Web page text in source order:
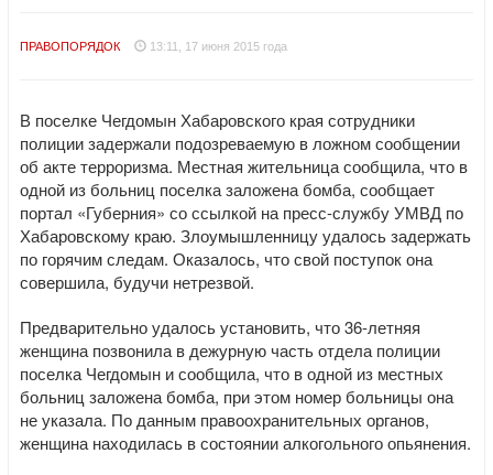
ПРАВОПОРЯДОК 13:11, 17 июня 2015 года
В поселке Чегдомын Хабаровского края сотрудники
полиции задержали подозреваемую в ложном сообщении
об акте терроризма. Местная жительница сообщила, что в
одной из больниц поселка заложена бомба, сообщает
портал «Губерния» со ссылкой на пресс-службу УМВД по
Хабаровскому краю. Злоумышленницу удалось задержать
по горячим следам. Оказалось, что свой поступок она
совершила, будучи нетрезвой.
Предварительно удалось установить, что 36-летняя
женщина позвонила в дежурную часть отдела полиции
поселка Чегдомын и сообщила, что в одной из местных
больниц заложена бомба, при этом номер больницы она
не указала. По данным правоохранительных органов,
женщина находилась в состоянии алкогольного опьянения.